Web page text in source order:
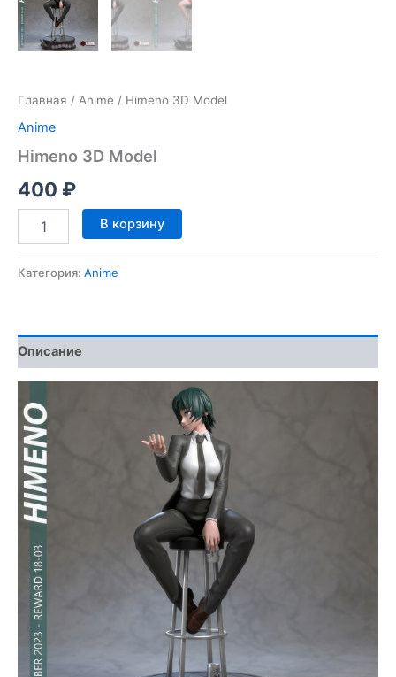
Главная / Anime / Himeno 3D Model
Anime
Himeno 3D Model
400 ₽
Количество
товара
3D
В корзину
Категория: Anime
Описание